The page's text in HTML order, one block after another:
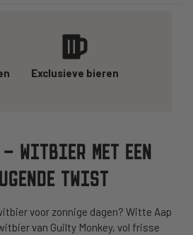
Exclusieve bieren
WITBIER MET EEN
TWIST
voor zonnige dagen? Witte Aap
van Guilty Monkey, vol frisse